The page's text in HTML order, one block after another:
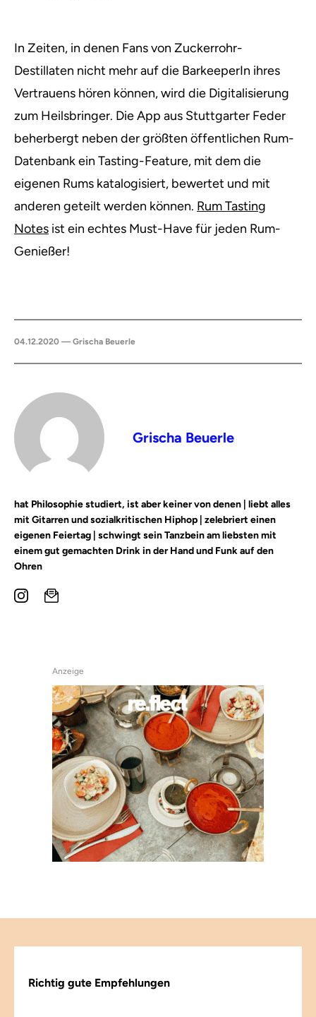
In Zeiten, in denen Fans von Zuckerrohr-
Destillaten nicht mehr auf die BarkeeperIn ihres
Vertrauens hören können, wird die Digitalisierung
zum Heilsbringer. Die App aus Stuttgarter Feder
beherbergt neben der größten öffentlichen Rum-
Datenbank ein Tasting-Feature, mit dem die
eigenen Rums katalogisiert, bewertet und mit
anderen geteilt werden können. Rum Tasting
Notes ist ein echtes Must-Have für jeden Rum-
Genießer!
04.12.2020 — Grischa Beuerle
Grischa Beuerle
hat Philosophie studiert, ist aber keiner von denen | liebt alles
mit Gitarren und sozialkritischen Hiphop | zelebriert einen
eigenen Feiertag | schwingt sein Tanzbein am liebsten mit
einem gut gemachten Drink in der Hand und Funk auf den
Ohren
Anzeige
Richtig gute Empfehlungen